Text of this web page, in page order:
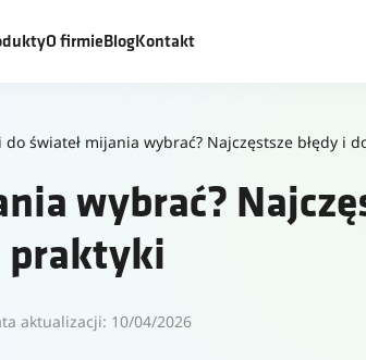
O firmie BlogKontakt
do świateł mijania wybrać? Najczęstsze błędy i
wybrać?
praktyki
aktualizacji: 10/04/2026